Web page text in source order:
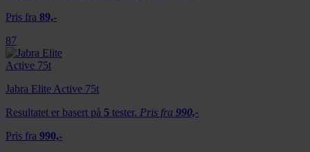
Pris fra 89,-
87
Jabra Elite Active 75t
Resultatet er basert på 5 tester. Pris fra 990,-
Pris fra 990,-